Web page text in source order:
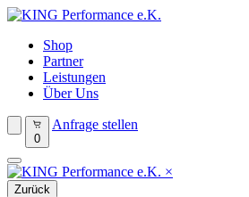
Shop
Partner
Leistungen
Über Uns
0
Anfrage stellen
×
Zurück